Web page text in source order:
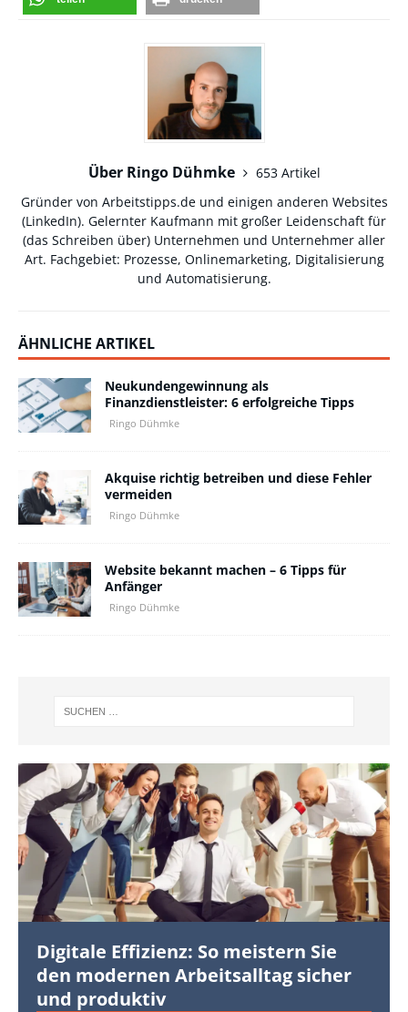
Über Ringo Dühmke
653 Artikel
Gründer von Arbeitstipps.de und einigen anderen Websites
(LinkedIn). Gelernter Kaufmann mit großer Leidenschaft für
(das Schreiben über) Unternehmen und Unternehmer aller
Art. Fachgebiet: Prozesse, Onlinemarketing, Digitalisierung
und Automatisierung.
ÄHNLICHE ARTIKEL
Neukundengewinnung als
Finanzdienstleister: 6 erfolgreiche Tipps
Ringo Dühmke
Akquise richtig betreiben und diese Fehler
vermeiden
Ringo Dühmke
Website bekannt machen – 6 Tipps für
Anfänger
Ringo Dühmke
Digitale Effizienz: So meistern Sie
den modernen Arbeitsalltag sicher
und produktiv